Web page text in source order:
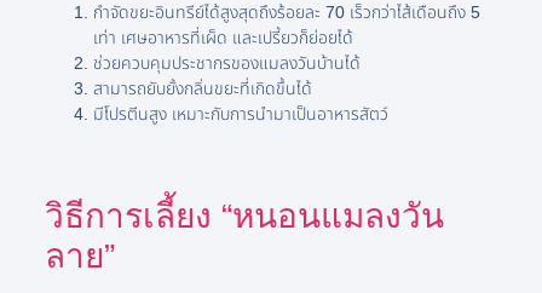
กำจัดขยะอินทรีย์ได้สูงสุดถึงร้อยละ 70 เร็วกว่าไส้เดือนถึง 5
เท่า เศษอาหารที่เผ็ด และเปรี้ยวก็ย่อยได้
ช่วยควบคุมประชากรของแมลงวันบ้านได้
สามารถยับยั้งกลิ่นขยะที่เกิดขึ้นได้
มีโปรตีนสูง เหมาะกับการนำมาเป็นอาหารสัตว์
วิธีการเลี้ยง “หนอนแมลงวัน
ลาย”